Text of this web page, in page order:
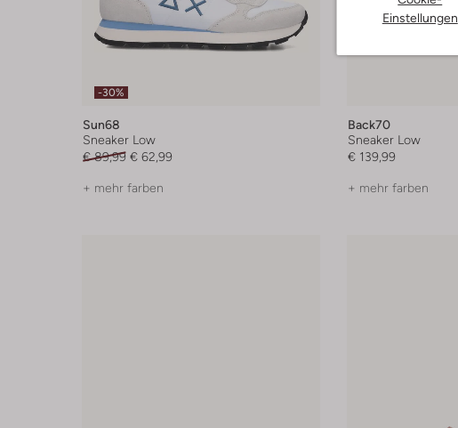
Einstellungen
-30%
Sun68
Sneaker Low
€ 89,99 € 62,99
+ mehr farben
Back70
Sneaker Low
€ 139,99
+ mehr farben